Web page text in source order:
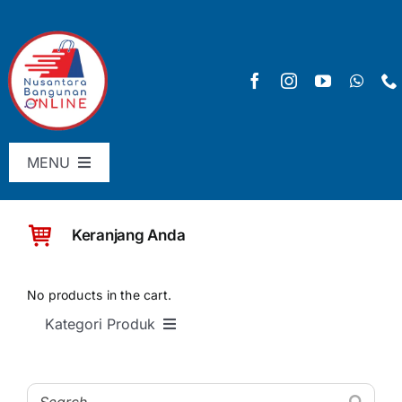
content
MENU
Menu Utama
Pricelist
SHOP
Checkout
Keranjang Anda
No products in the cart.
Kategori Produk